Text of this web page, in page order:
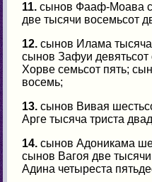
11. сынов Фааф-Моава
две тысячи восемьсот
12. сынов Илама тысяча
сынов Зафуи девятьсот
Хорве семьсот пять;
восемь;
13. сынов Вивая
Арге тысяча триста
14. сынов Адоникама
сынов Вагоя две
Адина четыреста